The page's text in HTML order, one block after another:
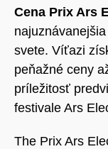
Cena Prix Ars
svete. Víťazi
peňažné ceny
príležitosť
festivale Ars
The Prix Ars